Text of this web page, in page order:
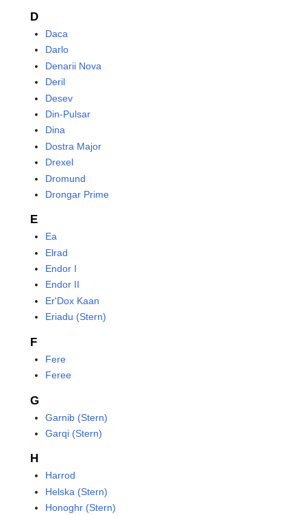
D
Daca
Darlo
Denarii Nova
Deril
Desev
Din-Pulsar
Dina
Dostra Major
Drexel
Dromund
Drongar Prime
E
Ea
Elrad
Endor I
Endor II
Er'Dox Kaan
Eriadu (Stern)
F
Fere
Feree
G
Garnib (Stern)
Garqi (Stern)
H
Harrod
Helska (Stern)
Honoghr (Stern)